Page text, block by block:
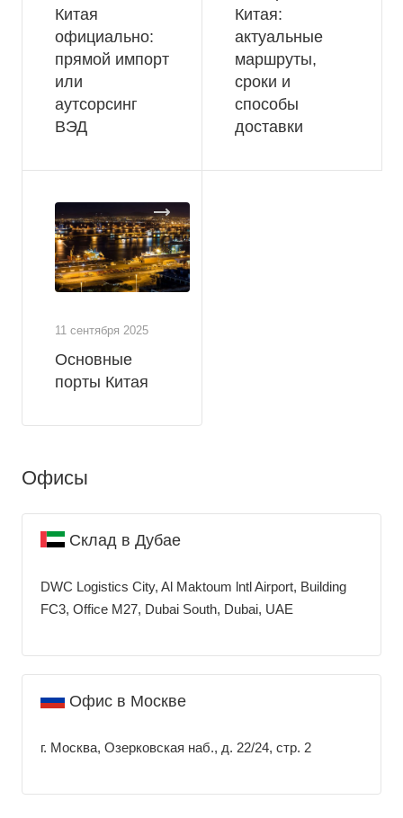
Китая
официально:
прямой импорт
или
аутсорсинг
ВЭД
Китая:
актуальные
маршруты,
сроки и
способы
доставки
11 сентября 2025
Основные
порты Китая
Офисы
Склад в Дубае
DWC Logistics City, Al Maktoum lntl Airport, Building
FC3, Office M27, Dubai South, Dubai, UAE
Офис в Москве
г. Москва, Озерковская наб., д. 22/24, стр. 2